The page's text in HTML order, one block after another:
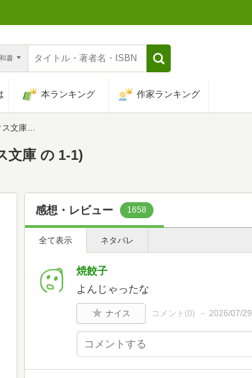
書
本ランキング 作家ランキング
の 1-1)
文庫 の 1-1)
感想・レビュー 1658
全て表示 ネタバレ
焼餃子
よんじゃったな
ナイス コメント(0) 2026/07/29